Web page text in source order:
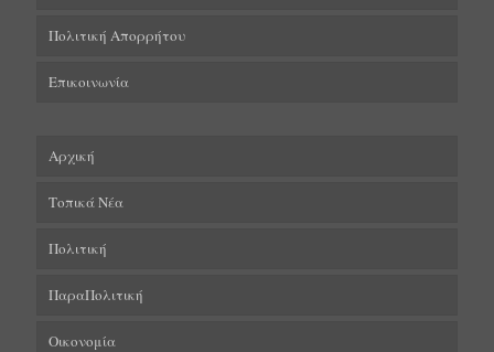
Πολιτική Απορρήτου
Επικοινωνία
Αρχική
Τοπικά Νέα
Πολιτική
ΠαραΠολιτική
Οικονομία